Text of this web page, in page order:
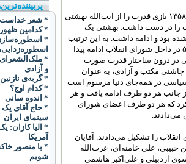
با وجود این که آقای ابوالحسن بنی‌صدر در انتخابات رئیس‌جمهوری بهمن ۱۳۵۸ بازی قدرت را از آیت‌الله بهشتی
را در دست داشت. بهشتی یک
بود و ادامه داشت. به این ترتیب
دوئل قدرت بین آیت‌الله بهشتی و ابوالحسن بنی‌صدر از نیمه دوم بهمن ۵۸ در داخل شورای انقلاب ادامه پیدا
در درون ساختار قدرت صورت
مکتب و آزادی، به عنوان
در همه‌جای دنیا مرسوم است
جانب هر دو طرف ادامه یافت و هر
که هر دو طرف اعضای شورای
می‌دادند.
این دوران ۱۲ نفر اعضای شورای انقلاب را تشکیل می‌دادند. آقایان
علی خامنه‌ای، عزت‌الله
اردبیلی و علی‌اکبر هاشمی
* شعر
* کدامین
*
*
و آزادی
* گربه‌ی
* کدام اوج؟
* اندوه سانی
* حاج آقای یک
سینمای ایران
* الیا کازان:
آمریکا
* با منصور
شویم